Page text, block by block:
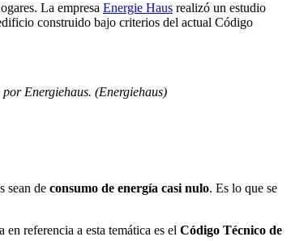
La empresa Energie Haus realizó un estudio
construido bajo criterios del actual Código
Energiehaus. (Energiehaus)
sean de consumo de energía casi nulo. Es lo que se
referencia a esta temática es el Código Técnico de